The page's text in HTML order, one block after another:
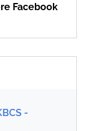
Facebook
-